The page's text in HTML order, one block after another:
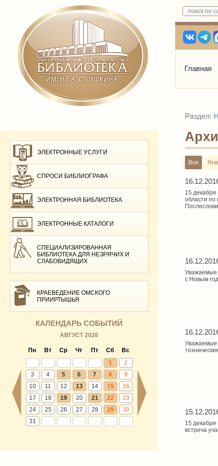
Главная
ЭЛЕКТРОННЫЕ УСЛУГИ
СПРОСИ БИБЛИОГРАФА
ЭЛЕКТРОННАЯ БИБЛИОТЕКА
ЭЛЕКТРОННЫЕ КАТАЛОГИ
СПЕЦИАЛИЗИРОВАННАЯ
БИБЛИОТЕКА ДЛЯ НЕЗРЯЧИХ И
СЛАБОВИДЯЩИХ
КРАЕВЕДЕНИЕ ОМСКОГО
ПРИИРТЫШЬЯ
КАЛЕНДАРЬ СОБЫТИЙ
АВГУСТ 2026
Пн Вт Ср Чт Пт Сб
Вс
1
2
3
4 5 6 7 8
9
10
11 12 13 14 15
16
17
18 19 20 21 22
23
24
25 26 27 28 29
30
31
Раздел:
Все
15
области по
Уважаемые
с Новым
Уважаемые
15 декабря
встреча